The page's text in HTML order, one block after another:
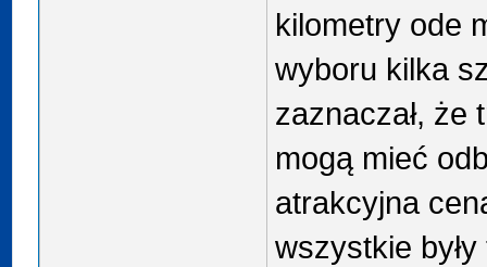
kilometry ode
wyboru kilka
zaznaczał, że
mogą mieć
atrakcyjna
wszystkie